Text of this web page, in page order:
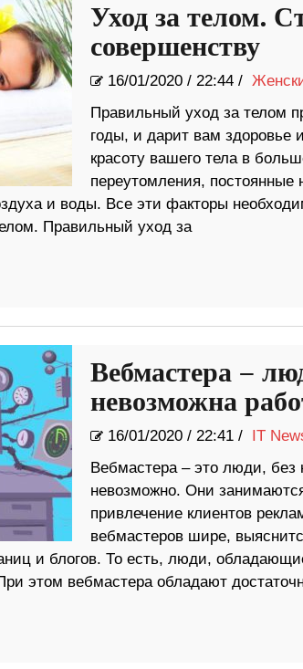
Уход за телом.
совершенству
16/01/2020/ 22:44 /
Правильный уход за телом
годы, и дарит вам здоровье
красоту вашего тела в
переутомления, постоянные
и воды. Все эти факторы
Правильный уход за
Вебмастера –
невозможна
16/01/2020/ 22:41 / IT
Вебмастера – это люди, без
невозможно. Они
привлечение клиентов
вебмастеров шире,
и блогов. То есть, люди,
этом вебмастера обладают